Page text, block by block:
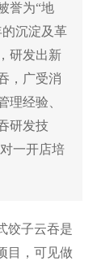
誉为“地
沉淀及革
研发出新
，广受消
理经验、
研发技
一开店培
饺子云吞是
目，可见做